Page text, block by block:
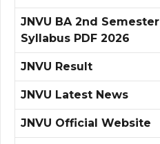
JNVU BA 2nd Semester
Syllabus PDF 2026
JNVU Result
JNVU Latest News
JNVU Official Website